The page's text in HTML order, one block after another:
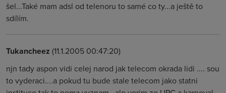
šel...Také mam adsl od telenoru to samé co ty...a ještě to
sdílím.
Tukancheez (11.1.2005 00:47:20)
njn tady aspon vidi celej narod jak telecom okrada lidi .... sou
to vyderaci....a pokud tu bude stale telecom jako statni